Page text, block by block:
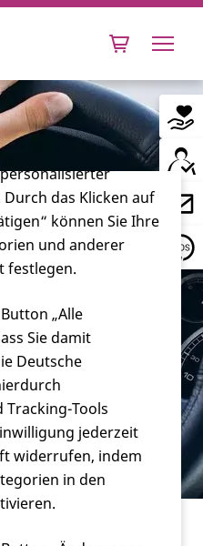
zum
Cookies und
Cookies und
der Webseite
zu statistischen
Bedienbarkeit der
das Klicken auf
können Sie Ihre
und anderer
festlegen.
„Alle
Sie damit
Deutsche
Tracking-Tools
jederzeit
widerrufen, indem
in den